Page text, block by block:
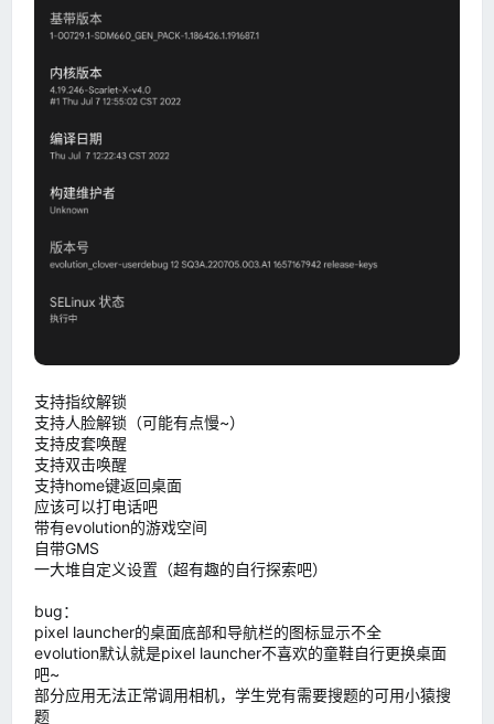
支持指纹解锁
支持人脸解锁（可能有点慢~）
支持皮套唤醒
支持双击唤醒
支持home键返回桌面
应该可以打电话吧
带有evolution的游戏空间
自带GMS
一大堆自定义设置（超有趣的自行探索吧）
bug：
pixel launcher的桌面底部和导航栏的图标显示不全
evolution默认就是pixel launcher不喜欢的童鞋自行更换桌面
吧~
部分应用无法正常调用相机，学生党有需要搜题的可用小猿搜
题